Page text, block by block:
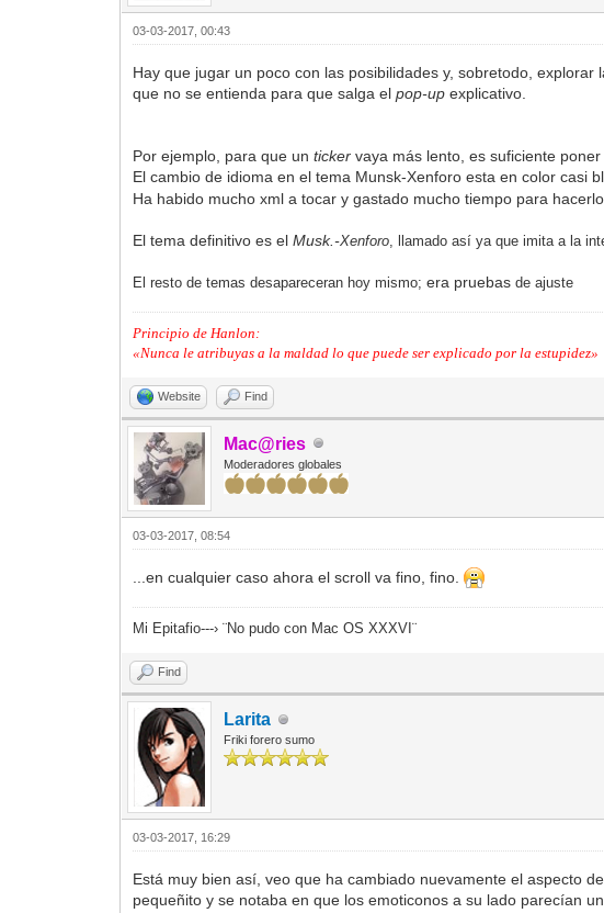
03-03-2017, 00:43
Hay que jugar un poco con las posibilidades y, sobretodo,
que no se entienda para que salga elpop-upexplicativo.
Por ejemplo, para que unticker vaya más lento, es suficiente poner
El cambio de idioma en el tema Munsk-Xenforo esta en color casi
Ha habido mucho xml a tocar y gastado mucho tiempo para
El tema definitivo es elMusk.-Xenforo , llamado así ya que imita a la
El resto de temas desapareceran hoy mismo;era pruebas de ajuste
Principio de Hanlon:
«Nunca le atribuyas a la maldad lo que puede ser explicado por la estupidez»
Website Find
Mac@ries
Moderadores globales
03-03-2017, 08:54
...en cualquier caso ahora el scroll va fino, fino.
Mi Epitafio---› ¨No pudo con Mac OS XXXVI¨
Find
Larita
Friki forero sumo
03-03-2017, 16:29
Está muy bien así, veo que ha cambiado nuevamente el aspecto
pequeñito y se notaba en que los emoticonos a su lado parecían